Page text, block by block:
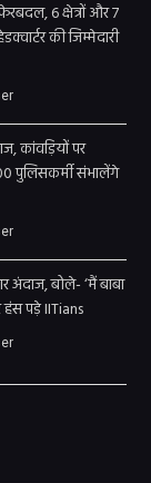
6 क्षेत्रों और 7
की जिम्मेदारी
कांवड़ियों पर
पुलिसकर्मी संभालेंगे
अंदाज, बोले- ‘मैं बाबा
हंस पड़े IITians